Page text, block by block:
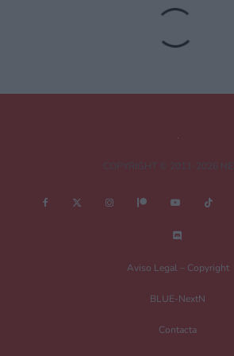
Deja una respuesta
Tu dirección de correo electrónico no será publicada.
Aviso Legal – Copyright
BLUE-NextN
Contacta